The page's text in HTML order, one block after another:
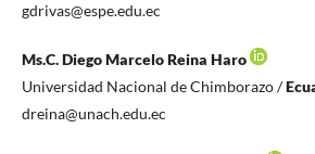
gdrivas@espe.edu.ec
Ms.C. Diego Marcelo Reina Haro
Universidad Nacional de Chimborazo /
dreina@unach.edu.ec